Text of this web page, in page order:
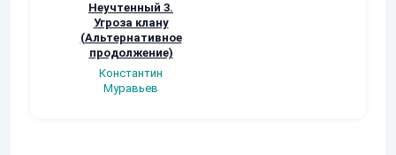
Неучтенный 3.
Угроза клану
(Альтернативное
продолжение)
Константин
Муравьев